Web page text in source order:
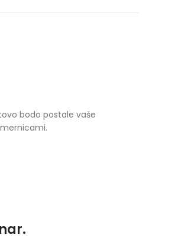
bodo postale vaše